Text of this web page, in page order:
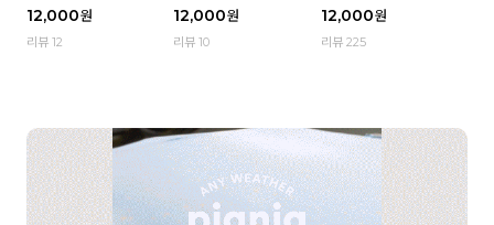
12,000원
리뷰 12
12,000원
리뷰 10
12,000원
리뷰 225